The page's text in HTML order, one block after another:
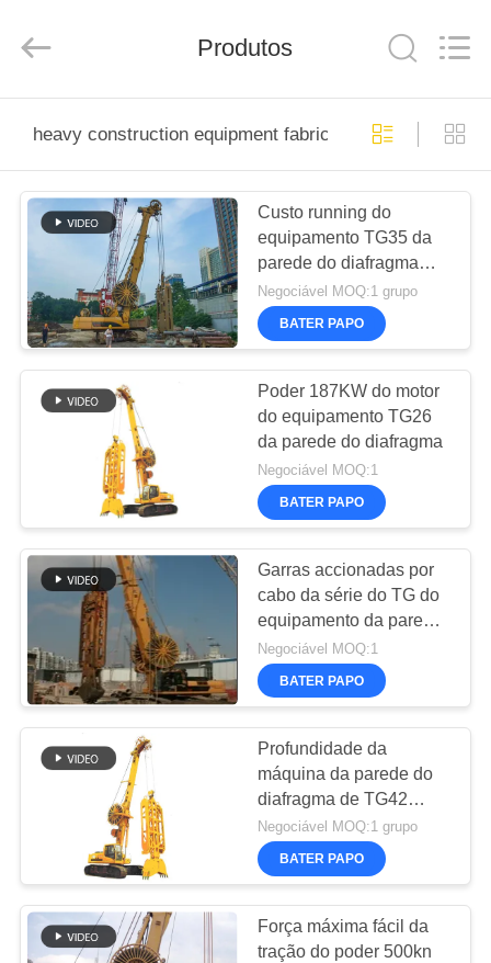
PRODUTOS
SHOW
DE
RV
SOBRE
EXCURSÃO
DA
FÁBRICA
CONTROLE
DA
QUALIDADE
CONTACTE-
CONVERSAR
AGORA
한국
Việt
Disjuntor
hidráulico
fornecedor.
Reserved.
Produtos
heavy construction equipment fabricação online
Custo running do
equipamento TG35 da
parede do diafragma
baixo com o certificado
do GOST do GV do
ISO/do CE/
Negociável MOQ:1 grupo
BATER PAPO
Poder 187KW do motor
do equipamento TG26
da parede do diafragma
Negociável MOQ:1
BATER PAPO
Garras accionadas por
cabo da série do TG do
equipamento da parede
do diafragma
Negociável MOQ:1
BATER PAPO
Profundidade da
máquina da parede do
diafragma de TG42
261kw da trincheira 80m
para paredes
permanentes da
da retenção
Negociável MOQ:1 grupo
BATER PAPO
Força máxima fácil da
tração do poder 500kn